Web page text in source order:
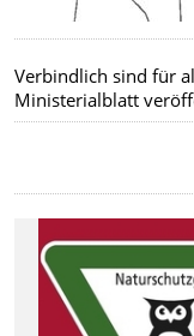
Verbindlich sind für
Ministerialblatt